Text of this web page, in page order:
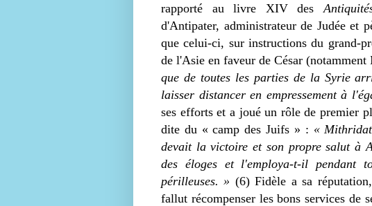
rapporté au livre XIV des
d'Antipater, administrateur de Judée et
que celui-ci, sur instructions du grand-
de l'Asie en faveur de César
que de toutes les parties de la Syrie
laisser distancer en empressement à
ses efforts et a joué un rôle de premier
dite du « camp des Juifs » : «
devait la victoire et son propre salut à
des éloges et l'employa-t-il pendant
périlleuses. » (6) Fidèle a sa
fallut récompenser les bons services de